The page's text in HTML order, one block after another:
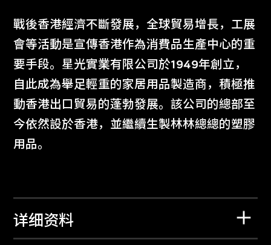
戰後香港經濟不斷發展，全球貿易增長，工展
會等活動是宣傳香港作為消費品生產中心的重
要手段。星光實業有限公司於1949年創立，
自此成為舉足輕重的家居用品製造商，積極推
動香港出口貿易的蓬勃發展。該公司的總部至
今依然設於香港，並繼續生製林林總總的塑膠
用品。
详细资料